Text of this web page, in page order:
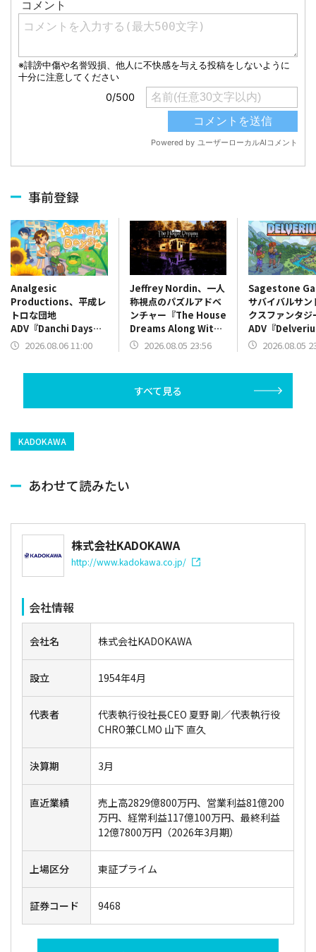
事前登録
Analgesic
Productions、平成レ
トロな団地
ADV『Danchi Days』
を10月30日に発売！団
2026.08.06 11:00
Jeffrey Nordin、一人
称視点のパズルアドベ
ンチャー『The House
Dreams Along With
Them』体験版を
2026.08.05 23:56
Sagestone
サバイバルサン
クスファンタジ
ADV『
期アクセス版
2026.08.05
すべて見る
KADOKAWA
あわせて読みたい
株式会社KADOKAWA
http://www.kadokawa.co.jp/
会社情報
会社名 株式会社KADOKAWA
設立 1954年4月
代表者
代表執行役社長CEO 夏野 剛／代表執行役
CHRO兼CLMO 山下 直久
決算期 3月
直近業績
売上高2829億800万円、営業利益81億200
万円、経常利益117億100万円、最終利益
12億7800万円（2026年3月期）
上場区分 東証プライム
証券コード 9468